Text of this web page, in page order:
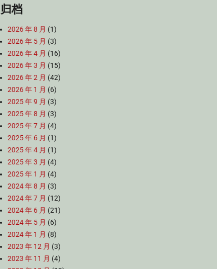
归档
2026 年 8 月 (1)
2026 年 5 月 (3)
2026 年 4 月 (16)
2026 年 3 月 (15)
2026 年 2 月 (42)
2026 年 1 月 (6)
2025 年 9 月 (3)
2025 年 8 月 (3)
2025 年 7 月 (4)
2025 年 6 月 (1)
2025 年 4 月 (1)
2025 年 3 月 (4)
2025 年 1 月 (4)
2024 年 8 月 (3)
2024 年 7 月 (12)
2024 年 6 月 (21)
2024 年 5 月 (6)
2024 年 1 月 (8)
2023 年 12 月 (3)
2023 年 11 月 (4)